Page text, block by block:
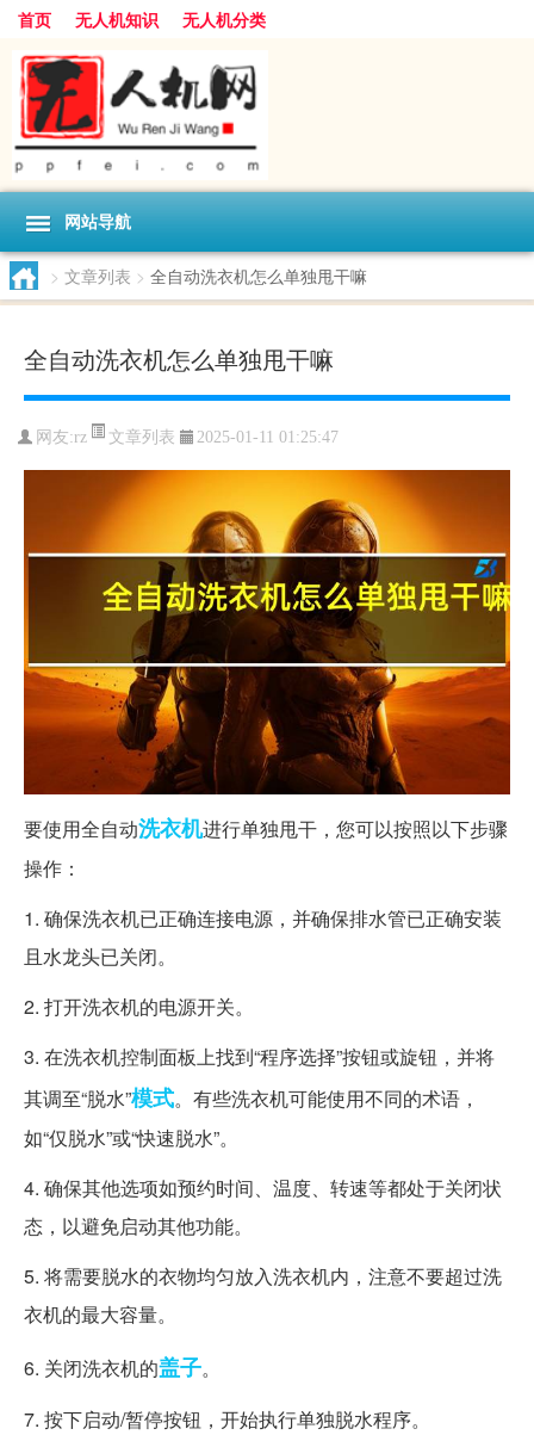
首页 无人机知识 无人机分类
网站导航
> 文章列表 > 全自动洗衣机怎么单独甩干嘛
全自动洗衣机怎么单独甩干嘛
网友:rz 文章列表 2025-01-11 01:25:47
要使用全自动洗衣机进行单独甩干，您可以按照以下步骤
操作：
1. 确保洗衣机已正确连接电源，并确保排水管已正确安装
且水龙头已关闭。
2. 打开洗衣机的电源开关。
3. 在洗衣机控制面板上找到“程序选择”按钮或旋钮，并将
其调至“脱水”模式。有些洗衣机可能使用不同的术语，
如“仅脱水”或“快速脱水”。
4. 确保其他选项如预约时间、温度、转速等都处于关闭状
态，以避免启动其他功能。
5. 将需要脱水的衣物均匀放入洗衣机内，注意不要超过洗
衣机的最大容量。
6. 关闭洗衣机的盖子。
7. 按下启动/暂停按钮，开始执行单独脱水程序。